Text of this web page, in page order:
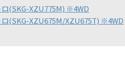
ロ(SKG-XZU775M) ※4WD
ロ(SKG-XZU675M/XZU675T) ※4WD